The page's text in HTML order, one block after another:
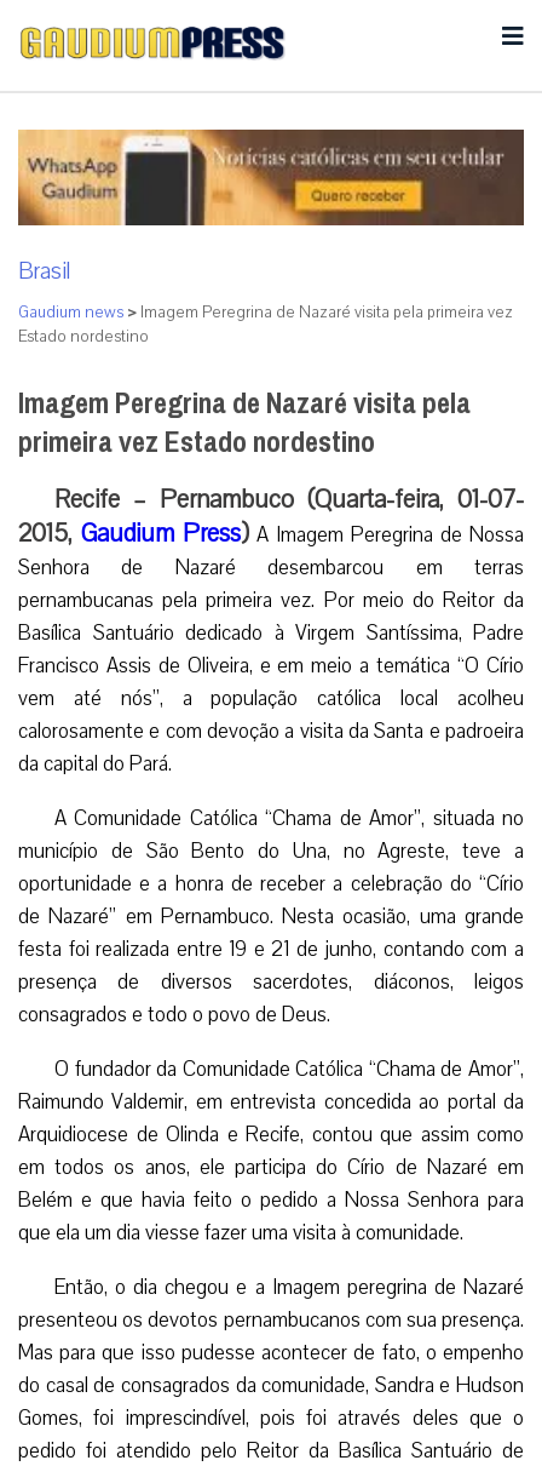
Brasil
Gaudium news > Imagem Peregrina de Nazaré visita pela primeira vez
Estado nordestino
Imagem Peregrina de Nazaré visita pela
primeira vez Estado nordestino
Recife – Pernambuco (Quarta-feira, 01-07-
2015, Gaudium Press) A Imagem Peregrina de Nossa
Senhora de Nazaré desembarcou em terras
pernambucanas pela primeira vez. Por meio do Reitor da
Basílica Santuário dedicado à Virgem Santíssima, Padre
Francisco Assis de Oliveira, e em meio a temática “O Círio
vem até nós”, a população católica local acolheu
calorosamente e com devoção a visita da Santa e padroeira
da capital do Pará.
A Comunidade Católica “Chama de Amor”, situada no
município de São Bento do Una, no Agreste, teve a
oportunidade e a honra de receber a celebração do “Círio
de Nazaré” em Pernambuco. Nesta ocasião, uma grande
festa foi realizada entre 19 e 21 de junho, contando com a
presença de diversos sacerdotes, diáconos, leigos
consagrados e todo o povo de Deus.
O fundador da Comunidade Católica “Chama de Amor”,
Raimundo Valdemir, em entrevista concedida ao portal da
Arquidiocese de Olinda e Recife, contou que assim como
em todos os anos, ele participa do Círio de Nazaré em
Belém e que havia feito o pedido a Nossa Senhora para
que ela um dia viesse fazer uma visita à comunidade.
Então, o dia chegou e a Imagem peregrina de Nazaré
presenteou os devotos pernambucanos com sua presença.
Mas para que isso pudesse acontecer de fato, o empenho
do casal de consagrados da comunidade, Sandra e Hudson
Gomes, foi imprescindível, pois foi através deles que o
pedido foi atendido pelo Reitor da Basílica Santuário de